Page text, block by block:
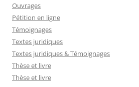
Ouvrages
Pétition en ligne
Témoignages
Textes juridiques
Textes juridiques & Témoignages
Thèse et livre
Thèse et livre